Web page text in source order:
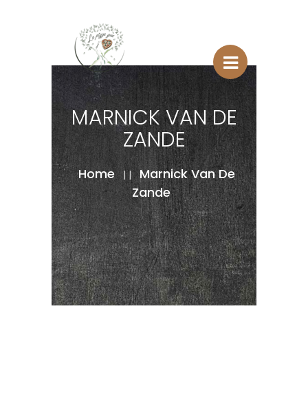
MARNICK VAN DE
ZANDE
Home | | Marnick Van De
Zande